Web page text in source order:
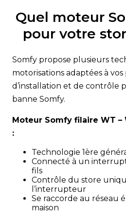
Quel moteur
pour votre
Somfy propose plusieurs
motorisations adaptées à
d’installation et de contrôle
banne Somfy.
Moteur Somfy filaire WT
:
Technologie 1ère
Connecté à un
fils
Contrôle du store
l’interrupteur
Se raccorde au réseau
maison